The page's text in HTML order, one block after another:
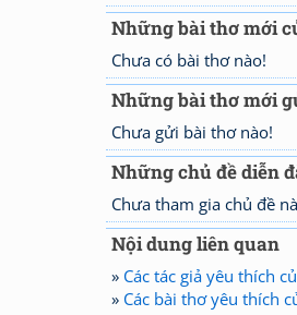
Những bài thơ mới
Chưa có bài thơ nào!
Những bài thơ mới
Chưa gửi bài thơ nào!
Những chủ đề diễn
Chưa tham gia chủ đề
Nội dung liên quan
» Các tác giả yêu thích
» Các bài thơ yêu thích